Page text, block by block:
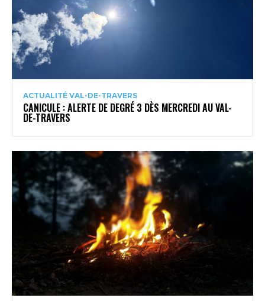
ACTUALITÉ VAL-DE-TRAVERS
CANICULE : ALERTE DE DEGRÉ 3 DÈS MERCREDI AU VAL-
DE-TRAVERS